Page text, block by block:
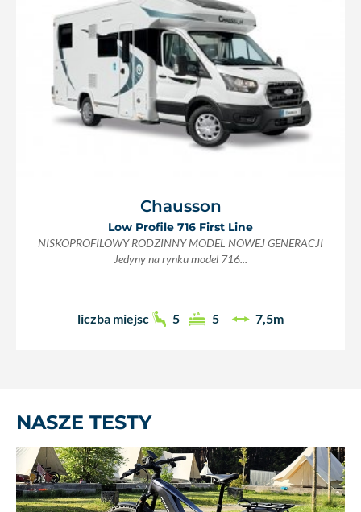
Chausson
Low Profile 716 First Line
NISKOPROFILOWY RODZINNY MODEL NOWEJ GENERACJI
Jedyny na rynku model 716...
liczba miejsc 5 5 7,5m
NASZE TESTY